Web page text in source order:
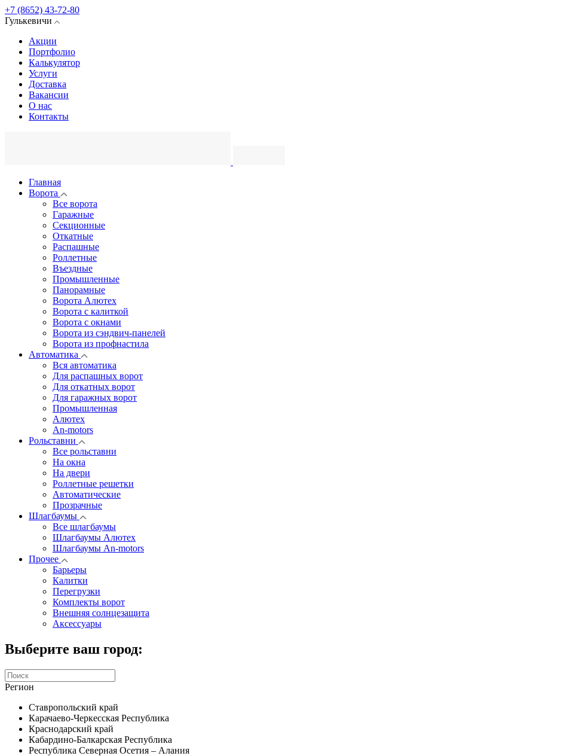
+7 (8652) 43-72-80
Гулькевичи
Акции
Портфолио
Калькулятор
Услуги
Доставка
Вакансии
О нас
Контакты
Главная
Ворота
Все ворота
Гаражные
Секционные
Откатные
Распашные
Роллетные
Въездные
Промышленные
Панорамные
Ворота Алютех
Ворота с калиткой
Ворота c окнами
Ворота из сэндвич-панелей
Ворота из профнастила
Автоматика
Вся автоматика
Для распашных ворот
Для откатных ворот
Для гаражных ворот
Промышленная
Алютех
An-motors
Рольставни
Все рольставни
На окна
На двери
Роллетные решетки
Автоматические
Прозрачные
Шлагбаумы
Все шлагбаумы
Шлагбаумы Алютех
Шлагбаумы An-motors
Прочее
Барьеры
Калитки
Перегрузки
Комплекты ворот
Внешняя солнцезащита
Аксессуары
Выберите ваш город:
Регион
Ставропольский край
Карачаево-Черкесская Республика
Краснодарский край
Кабардино-Балкарская Республика
Республика Северная Осетия – Алания